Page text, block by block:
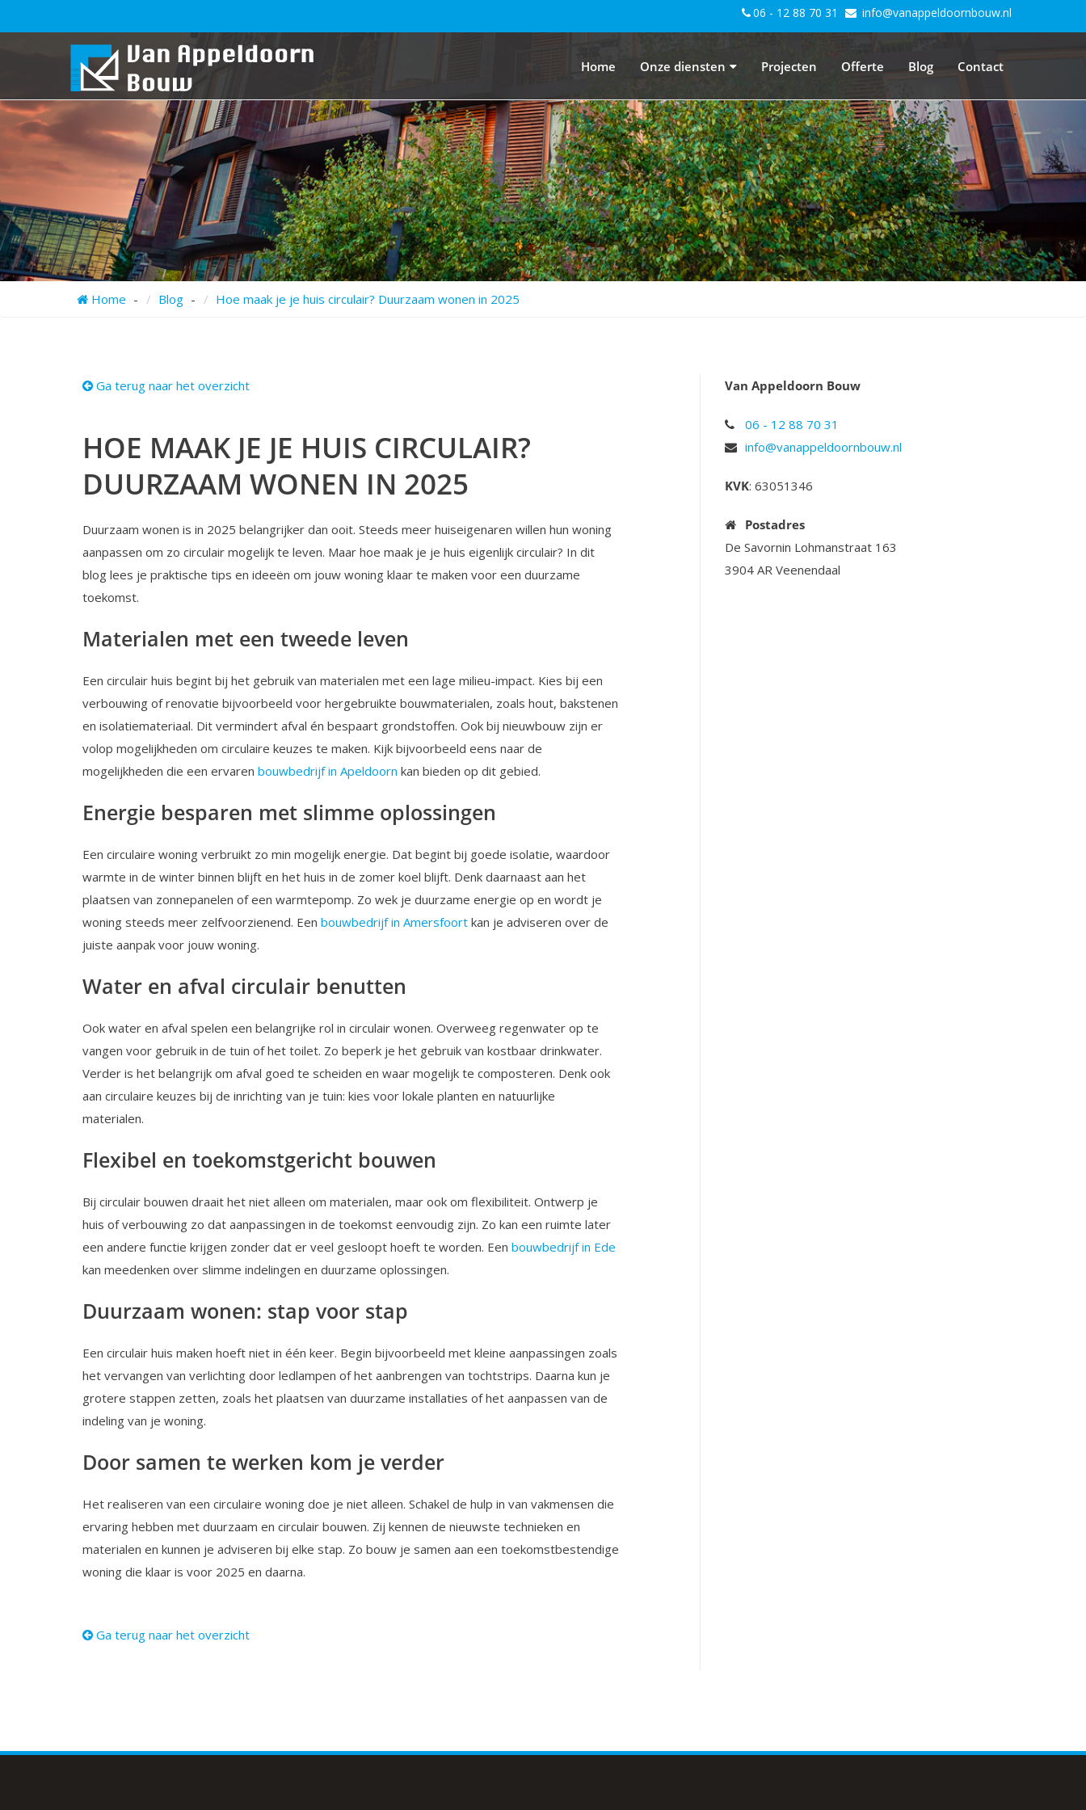
06 - 12 88 70 31 info@vanappeldoornbouw.nl
Home Onze diensten Projecten Offerte Blog Contact
Home Blog Hoe maak je je huis circulair? Duurzaam wonen in 2025
Ga terug naar het overzicht
HOE MAAK JE JE HUIS CIRCULAIR?
DUURZAAM WONEN IN 2025
Duurzaam wonen is in 2025 belangrijker dan ooit. Steeds meer huiseigenaren willen hun woning
aanpassen om zo circulair mogelijk te leven. Maar hoe maak je je huis eigenlijk circulair? In dit
blog lees je praktische tips en ideeën om jouw woning klaar te maken voor een duurzame
toekomst.
Materialen met een tweede leven
Een circulair huis begint bij het gebruik van materialen met een lage milieu-impact. Kies bij een
verbouwing of renovatie bijvoorbeeld voor hergebruikte bouwmaterialen, zoals hout, bakstenen
en isolatiemateriaal. Dit vermindert afval én bespaart grondstoffen. Ook bij nieuwbouw zijn er
volop mogelijkheden om circulaire keuzes te maken. Kijk bijvoorbeeld eens naar de
mogelijkheden die een ervaren bouwbedrijf in Apeldoorn kan bieden op dit gebied.
Energie besparen met slimme oplossingen
Een circulaire woning verbruikt zo min mogelijk energie. Dat begint bij goede isolatie, waardoor
warmte in de winter binnen blijft en het huis in de zomer koel blijft. Denk daarnaast aan het
plaatsen van zonnepanelen of een warmtepomp. Zo wek je duurzame energie op en wordt je
woning steeds meer zelfvoorzienend. Een bouwbedrijf in Amersfoort kan je adviseren over de
juiste aanpak voor jouw woning.
Water en afval circulair benutten
Ook water en afval spelen een belangrijke rol in circulair wonen. Overweeg regenwater op te
vangen voor gebruik in de tuin of het toilet. Zo beperk je het gebruik van kostbaar drinkwater.
Verder is het belangrijk om afval goed te scheiden en waar mogelijk te composteren. Denk ook
aan circulaire keuzes bij de inrichting van je tuin: kies voor lokale planten en natuurlijke
materialen.
Flexibel en toekomstgericht bouwen
Bij circulair bouwen draait het niet alleen om materialen, maar ook om flexibiliteit. Ontwerp je
huis of verbouwing zo dat aanpassingen in de toekomst eenvoudig zijn. Zo kan een ruimte later
een andere functie krijgen zonder dat er veel gesloopt hoeft te worden. Een bouwbedrijf in Ede
kan meedenken over slimme indelingen en duurzame oplossingen.
Duurzaam wonen: stap voor stap
Een circulair huis maken hoeft niet in één keer. Begin bijvoorbeeld met kleine aanpassingen zoals
het vervangen van verlichting door ledlampen of het aanbrengen van tochtstrips. Daarna kun je
grotere stappen zetten, zoals het plaatsen van duurzame installaties of het aanpassen van de
indeling van je woning.
Door samen te werken kom je verder
Het realiseren van een circulaire woning doe je niet alleen. Schakel de hulp in van vakmensen die
ervaring hebben met duurzaam en circulair bouwen. Zij kennen de nieuwste technieken en
materialen en kunnen je adviseren bij elke stap. Zo bouw je samen aan een toekomstbestendige
woning die klaar is voor 2025 en daarna.
Ga terug naar het overzicht
Van Appeldoorn Bouw
06 - 12 88 70 31
info@vanappeldoornbouw.nl
KVK: 63051346
Postadres
De Savornin Lohmanstraat 163
3904 AR Veenendaal